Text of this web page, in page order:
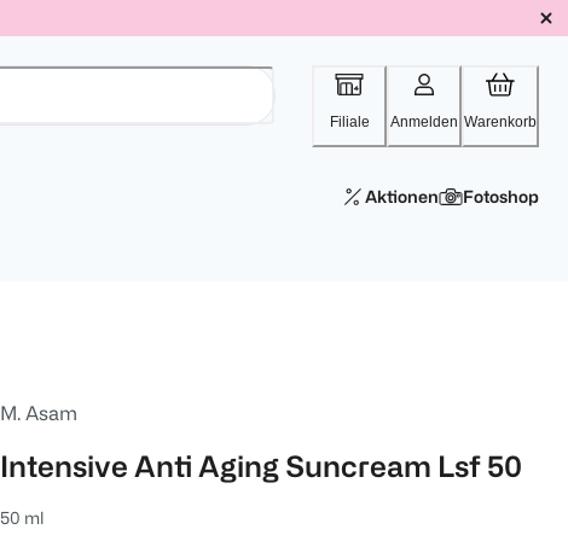
Filiale Anmelden Warenkorb
Aktionen Fotoshop
M. Asam
Intensive Anti Aging Suncream Lsf 50
50 ml